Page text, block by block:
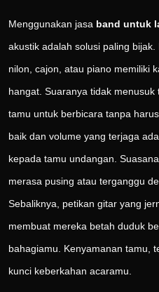
Menggunakan jasa band untuk
akustik adalah solusi paling
nilon, cajon, atau piano memiliki
hangat. Suaranya tidak
tamu untuk berbicara tanpa
baik dan volume yang terjaga
kepada tamu undangan.
merasa pusing atau terganggu
Sebaliknya, petikan gitar yang
membuat mereka betah duduk
bahagiamu. Kenyamanan tamu,
kunci keberkahan acaramu.